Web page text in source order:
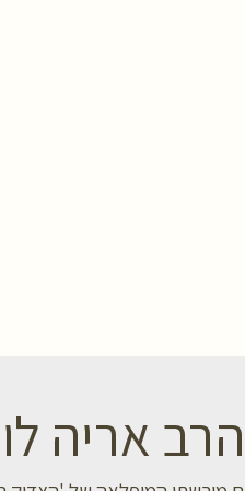
אריה